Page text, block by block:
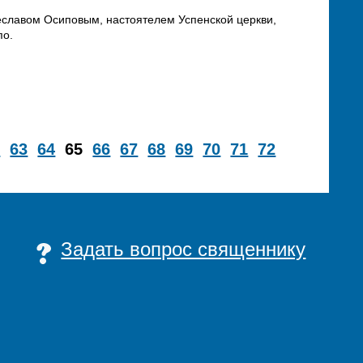
Осиповым, настоятелем Успенской церкви,
63 64 6566 67 68 69 70 71 72
Задать вопрос священнику